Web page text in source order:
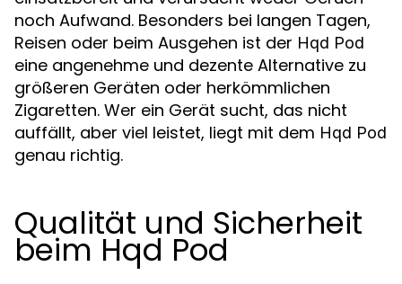
noch Aufwand. Besonders bei langen Tagen,
Reisen oder beim Ausgehen ist der Hqd Pod
eine angenehme und dezente Alternative zu
größeren Geräten oder herkömmlichen
Zigaretten. Wer ein Gerät sucht, das nicht
auffällt, aber viel leistet, liegt mit dem Hqd Pod
genau richtig.
Qualität und Sicherheit
beim Hqd Pod